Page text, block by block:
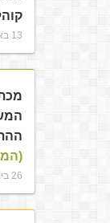
13 באוגוסט 2023
26 ביולי 2023